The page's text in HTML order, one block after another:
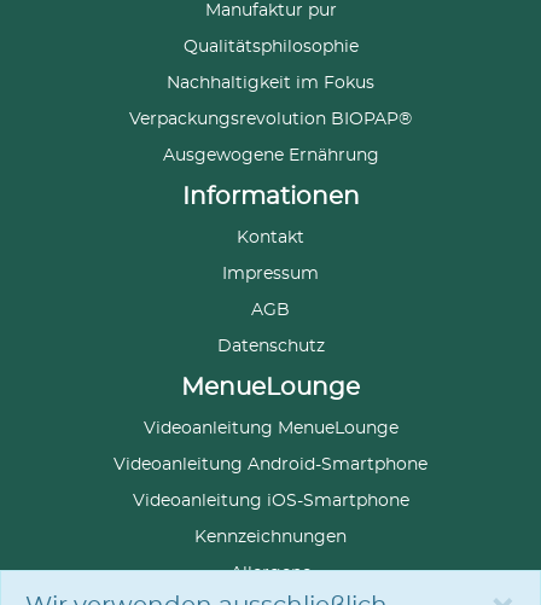
Manufaktur pur
Qualitätsphilosophie
Nachhaltigkeit im Fokus
Verpackungsrevolution BIOPAP®
Ausgewogene Ernährung
Informationen
Kontakt
Impressum
AGB
Datenschutz
MenueLounge
Videoanleitung MenueLounge
Videoanleitung Android-Smartphone
Videoanleitung iOS-Smartphone
Kennzeichnungen
Allergene